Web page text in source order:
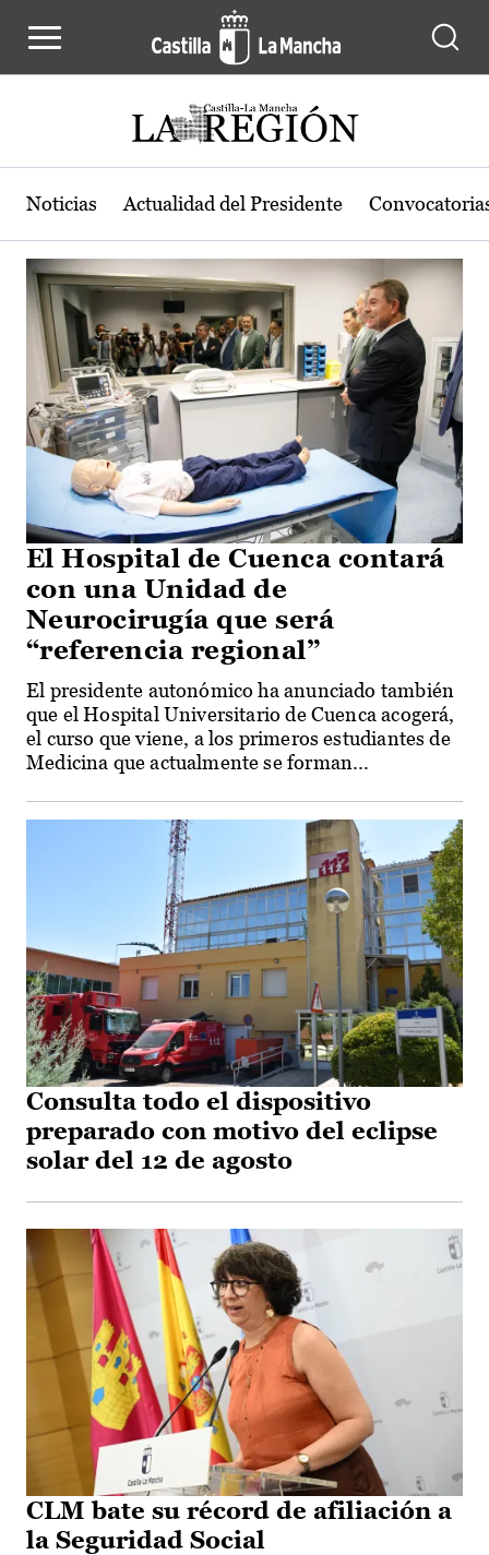
Actualidad de la región de Castilla-
Noticias Actualidad del Presidente
El Hospital de Cuenca contará
con una Unidad de
Neurocirugía que será
“referencia regional”
El presidente autonómico ha anunciado también
que el Hospital Universitario de Cuenca acogerá,
el curso que viene, a los primeros estudiantes de
Medicina que actualmente se forman...
Consulta todo el dispositivo
preparado con motivo del eclipse
solar del 12 de agosto
CLM bate su récord de afiliación a
la Seguridad Social